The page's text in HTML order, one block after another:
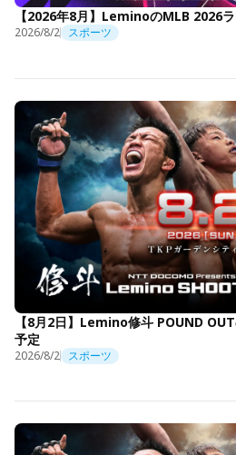
【2026年8月】LeminoのMLB 2026
2026/8/2 スポーツ
【8月2日】Lemino修斗 POUND
予定
2026/8/2 スポーツ